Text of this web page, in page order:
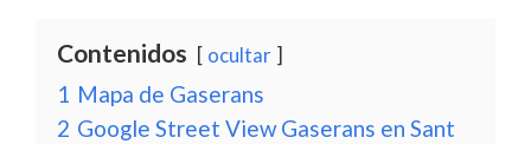
Contenidos ocultar
1 Mapa de Gaserans
2 Google Street View Gaserans en Sant